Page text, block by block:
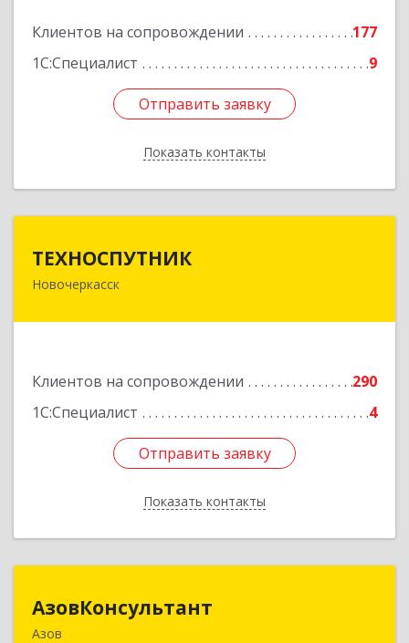
Клиентов на сопровождении
177
1С:Специалист
9
Отправить заявку
Показать контакты
Отправить заявку
Назад
ТЕХНОСПУТНИК
Новочеркасск
Клиентов на сопровождении
290
1С:Специалист
4
Отправить заявку
Показать контакты
346400, Ростовская обл, Новочеркасск г,
Отправить заявку
Назад
АзовКонсультант
Азов
346780, Ростовская обл, Азов г, Петровский б-р,